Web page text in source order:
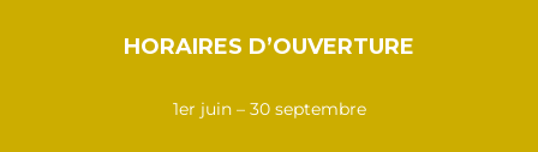
HORAIRES D’OUVERTURE
1er juin – 30 septembre